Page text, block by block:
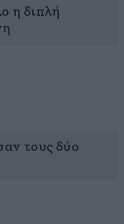
η διπλή
τους δύο